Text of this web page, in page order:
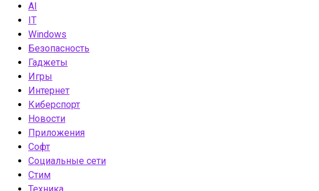
AI
IT
Windows
Безопасность
Гаджеты
Игры
Интернет
Киберспорт
Новости
Приложения
Софт
Социальные сети
Стим